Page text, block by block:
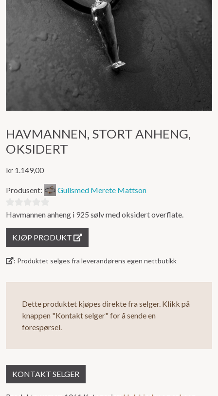
HAVMANNEN, STORT ANHENG,
OKSIDERT
kr 1.149,00
Produsent: Gullsmed Merete Mattson
0
Havmannen anheng i 925 sølv med oksidert overflate.
KJØP PRODUKT
: Produktet selges fra leverandørens egen nettbutikk
Dette produktet kjøpes direkte fra selger. Klikk på
knappen "Kontakt selger" for å sende en
forespørsel.
KONTAKT SELGER